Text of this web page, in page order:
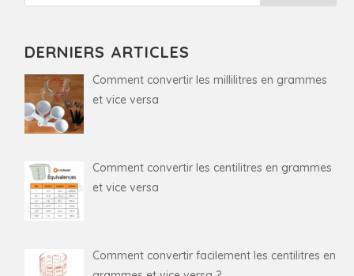
DERNIERS ARTICLES
Comment convertir les millilitres en grammes
et vice versa
Comment convertir les centilitres en grammes
et vice versa
Comment convertir facilement les centilitres en